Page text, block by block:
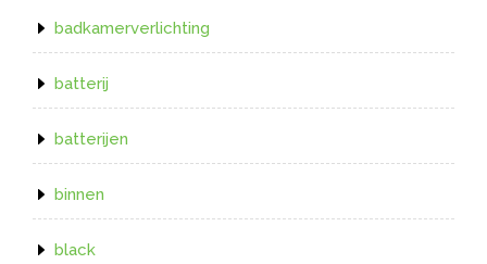
badkamerverlichting
batterij
batterijen
binnen
black